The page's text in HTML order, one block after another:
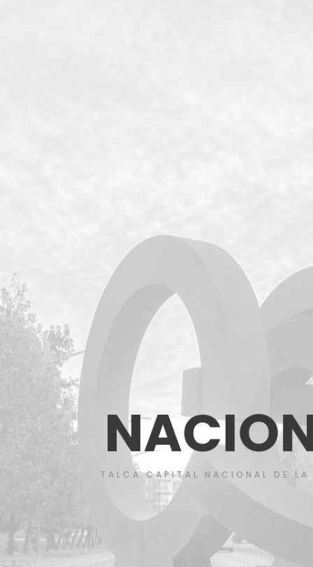
DE LAESCU
TALCA CAPITAL NACIONAL DE LA